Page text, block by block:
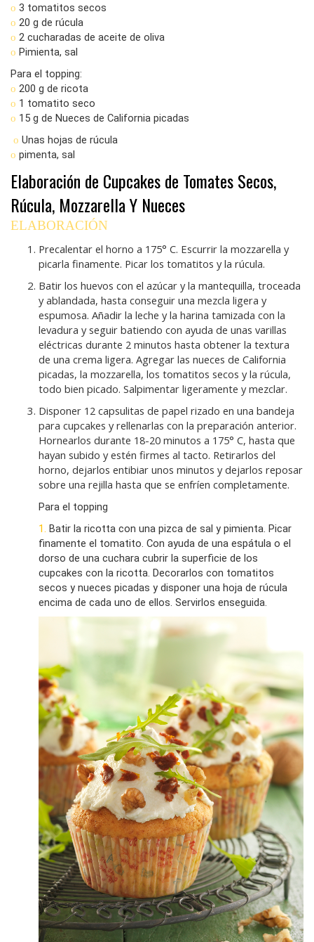
o 3 tomatitos secos
o 20 g de rúcula
o 2 cucharadas de aceite de oliva
o Pimienta, sal
Para el topping:
o 200 g de ricota
o 1 tomatito seco
o 15 g de Nueces de California picadas
o Unas hojas de rúcula
o pimenta, sal
Elaboración de Cupcakes de Tomates Secos,
Rúcula, Mozzarella Y Nueces
ELABORACIÓN
Precalentar el horno a 175° C. Escurrir la mozzarella y
picarla finamente. Picar los tomatitos y la rúcula.
Batir los huevos con el azúcar y la mantequilla, troceada
y ablandada, hasta conseguir una mezcla ligera y
espumosa. Añadir la leche y la harina tamizada con la
levadura y seguir batiendo con ayuda de unas varillas
eléctricas durante 2 minutos hasta obtener la textura
de una crema ligera. Agregar las nueces de California
picadas, la mozzarella, los tomatitos secos y la rúcula,
todo bien picado. Salpimentar ligeramente y mezclar.
Disponer 12 capsulitas de papel rizado en una bandeja
para cupcakes y rellenarlas con la preparación anterior.
Hornearlos durante 18-20 minutos a 175° C, hasta que
hayan subido y estén firmes al tacto. Retirarlos del
horno, dejarlos entibiar unos minutos y dejarlos reposar
sobre una rejilla hasta que se enfríen completamente.
Para el topping
1. Batir la ricotta con una pizca de sal y pimienta. Picar
finamente el tomatito. Con ayuda de una espátula o el
dorso de una cuchara cubrir la superficie de los
cupcakes con la ricotta. Decorarlos con tomatitos
secos y nueces picadas y disponer una hoja de rúcula
encima de cada uno de ellos. Servirlos enseguida.